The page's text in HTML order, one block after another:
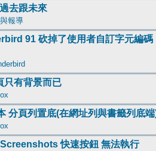
去跟未來
報導
91 砍掉了使用者自訂字元編碼
只有背景而已
分頁列置底(在網址列與書籤列底
快速按鈕 無法執行